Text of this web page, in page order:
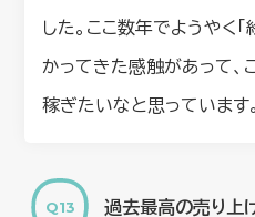
した。ここ数年でようやく「
かってきた感触があって、
稼ぎたいなと思っています。
過去最高の売り上